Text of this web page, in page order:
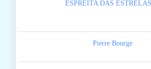
ESPREITA DAS
Pierre Bourge